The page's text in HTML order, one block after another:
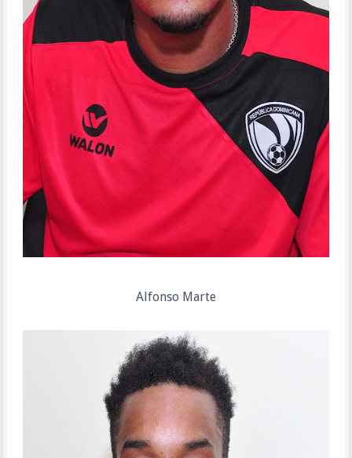
Alfonso Marte